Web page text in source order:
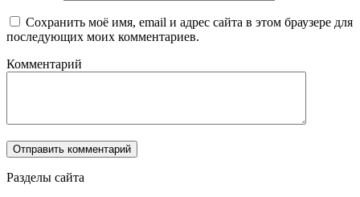
Сохранить моё имя, email и адрес сайта в этом браузере для
последующих моих комментариев.
Комментарий
Разделы сайта